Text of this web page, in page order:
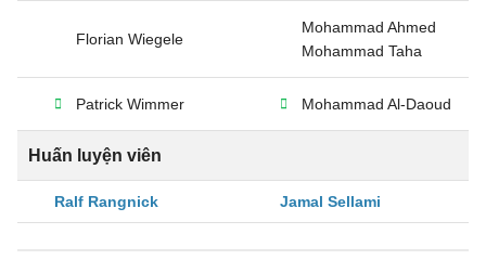
Florian Wiegele
Mohammad Ahmed
Mohammad Taha
Patrick Wimmer Mohammad Al-Daoud
Huấn luyện viên
Ralf Rangnick Jamal Sellami